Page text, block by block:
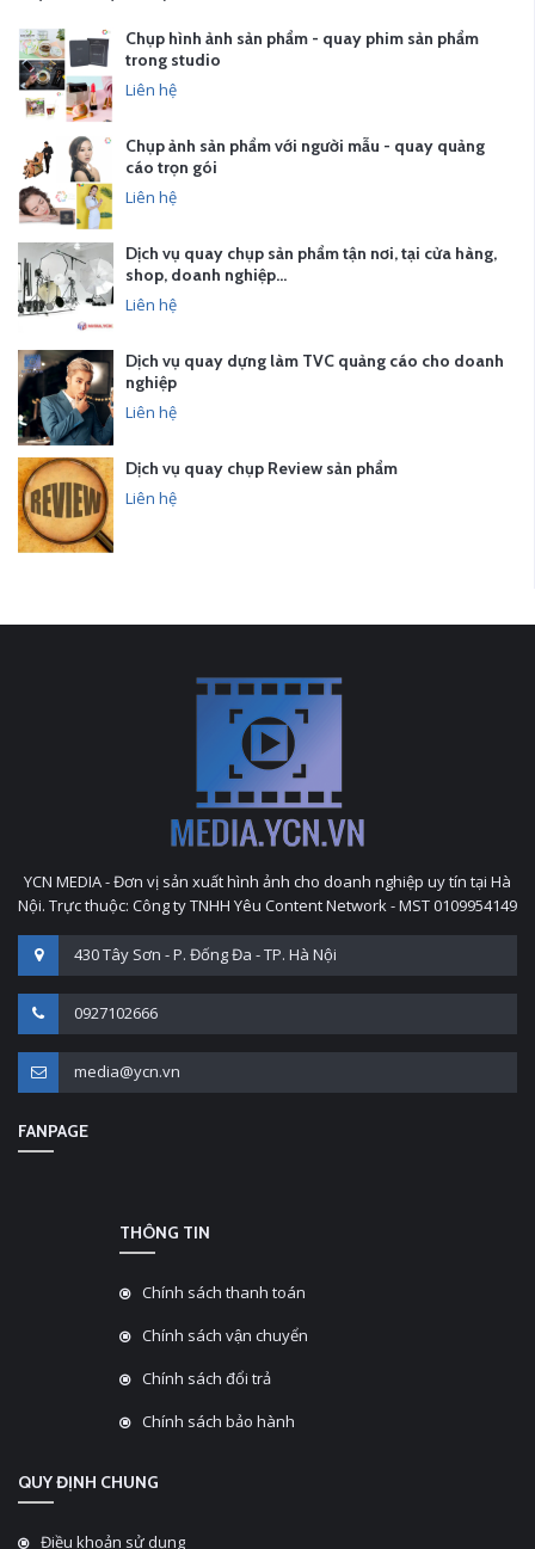
Chụp hình ảnh sản phẩm - quay phim sản phẩm
trong studio
Liên hệ
Chụp ảnh sản phẩm với người mẫu - quay quảng
cáo trọn gói
Liên hệ
Dịch vụ quay chụp sản phẩm tận nơi, tại cửa hàng,
shop, doanh nghiệp…
Liên hệ
Dịch vụ quay dựng làm TVC quảng cáo cho doanh
nghiệp
Liên hệ
Dịch vụ quay chụp Review sản phẩm
Liên hệ
YCN MEDIA - Đơn vị sản xuất hình ảnh cho doanh nghiệp uy tín tại Hà
Nội. Trực thuộc: Công ty TNHH Yêu Content Network - MST 0109954149
430 Tây Sơn - P. Đống Đa - TP. Hà Nội
0927102666
media@ycn.vn
FANPAGE
THÔNG TIN
Chính sách thanh toán
Chính sách vận chuyển
Chính sách đổi trả
Chính sách bảo hành
QUY ĐỊNH CHUNG
Điều khoản sử dụng